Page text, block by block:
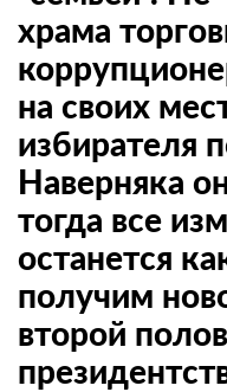
храма
на своих
избирателя
Наверняка
тогда все
останется
получим
второй